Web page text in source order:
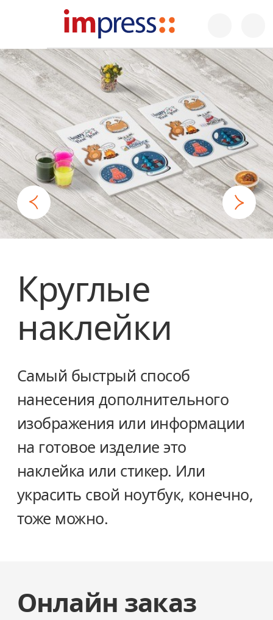
Круглые
наклейки
Самый быстрый способ
нанесения дополнительного
изображения или информации
на готовое изделие это
наклейка или стикер. Или
украсить свой ноутбук, конечно,
тоже можно.
Онлайн заказ